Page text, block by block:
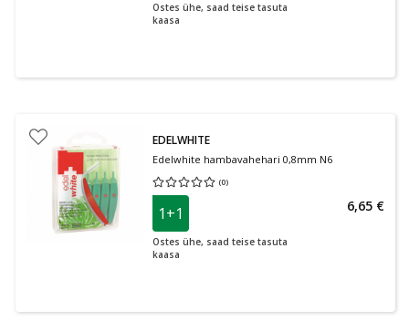
Ostes ühe, saad teise tasuta
kaasa
EDELWHITE
Edelwhite hambavahehari 0,8mm N6
(0)
Keskmine hinnang 0.00
1+1
Ostes ühe, saad teise tasuta
kaasa
6,65 €